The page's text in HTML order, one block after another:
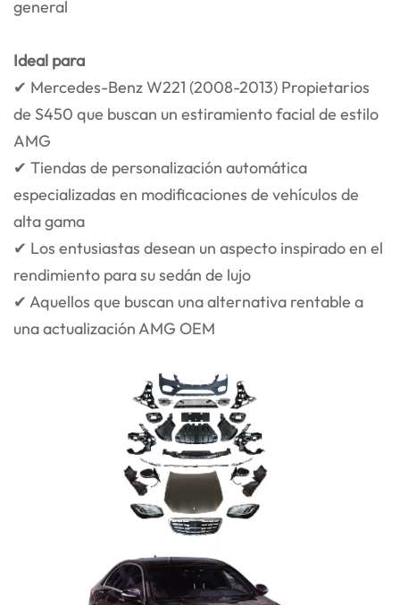
general
Ideal para
✔ Mercedes-Benz W221 (2008-2013) Propietarios
de S450 que buscan un estiramiento facial de estilo
AMG
✔ Tiendas de personalización automática
especializadas en modificaciones de vehículos de
alta gama
✔ Los entusiastas desean un aspecto inspirado en el
rendimiento para su sedán de lujo
✔ Aquellos que buscan una alternativa rentable a
una actualización AMG OEM